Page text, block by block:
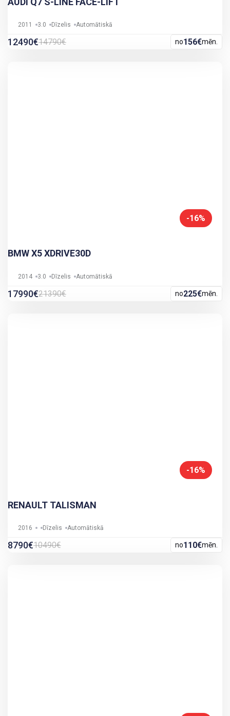
2011 3.0 Dīzelis Automātiskā
12490€14790€ no156€mēn.
-16%
BMW X5 XDRIVE30D
2014 3.0 Dīzelis Automātiskā
17990€21390€ no225€mēn.
-16%
RENAULT TALISMAN
2016 Dīzelis Automātiskā
8790€10490€ no110€mēn.